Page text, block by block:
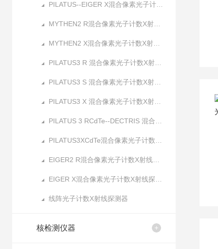
PILATUS--EIGER X混合像素光子计数X射线探测器
MYTHEN2 R混合像素光子计数X射线探测器
MYTHEN2 X混合像素光子计数X射线探测器
PILATUS3 R 混合像素光子计数X射线探测器
PILATUS3 S 混合像素光子计数X射线探测器
PILATUS3 X 混合像素光子计数X射线探测器
PILATUS 3 RCdTe--DECTRIS 混合像素光子计数X射线探测器
PILATUS3XCdTe混合像素光子计数X射线探测器
EIGER2 R混合像素光子计数X射线探测器
EIGER X混合像素光子计数X射线探测器
线阵光子计数X射线探测器
核检测仪器